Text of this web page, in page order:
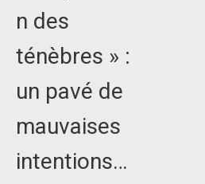
n des
ténèbres » :
un pavé de
mauvaises
intentions…